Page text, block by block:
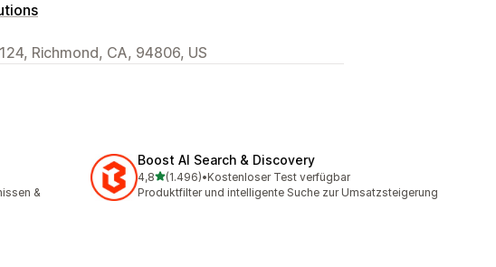
Richmond, CA, 94806, US
&
Boost AI Search & Discovery
4,8von 5 Sternen
(1.496)
1496 Rezensionen insgesamt
•Kostenloser Test verfügbar
Produktfilter und intelligente Suche zur Umsatzsteigerung